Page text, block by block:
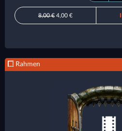
8,00 € 4,00 €
Rahmen